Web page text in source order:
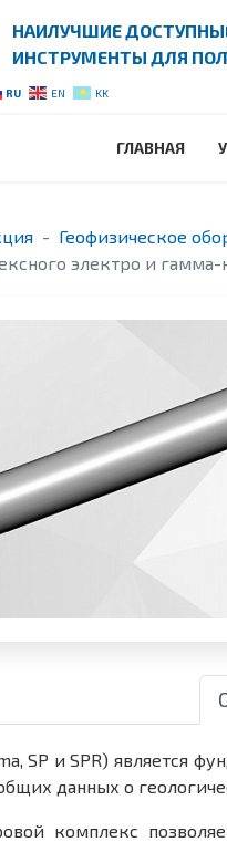
НАИЛУЧШИЕ
ИНСТРУМЕНТЫ ДЛЯ
RU EN KK
ГЛАВНАЯ
Геофизическое
электро и гамма-
SP и SPR) является
данных о
комплекс